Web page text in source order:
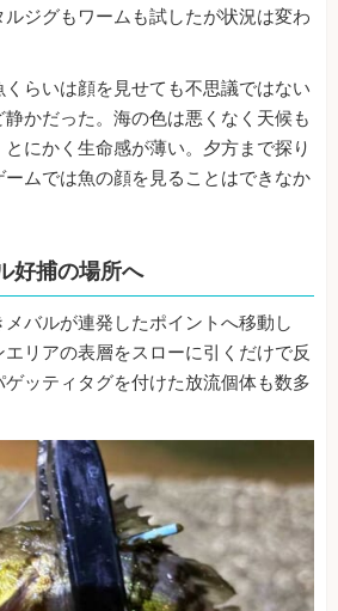
ジグもワームも試したが状況は変わ
らいは顔を見せても不思議ではない
かだった。海の色は悪くなく天候も
にかく生命感が薄い。夕方まで探り
ムでは魚の顔を見ることはできなか
好捕の場所へ
バルが連発したポイントへ移動し
リアの表層をスローに引くだけで反
ッティタグを付けた放流個体も数多